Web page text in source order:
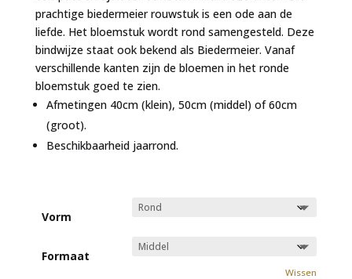
prachtige biedermeier rouwstuk is een ode aan de
liefde. Het bloemstuk wordt rond samengesteld. Deze
bindwijze staat ook bekend als Biedermeier. Vanaf
verschillende kanten zijn de bloemen in het ronde
bloemstuk goed te zien.
Afmetingen 40cm (klein), 50cm (middel) of 60cm
(groot).
Beschikbaarheid jaarrond.
Vorm
Formaat
Wissen